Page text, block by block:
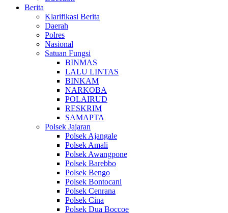
Berita
Klarifikasi Berita
Daerah
Polres
Nasional
Satuan Fungsi
BINMAS
LALU LINTAS
BINKAM
NARKOBA
POLAIRUD
RESKRIM
SAMAPTA
Polsek Jajaran
Polsek Ajangale
Polsek Amali
Polsek Awangpone
Polsek Barebbo
Polsek Bengo
Polsek Bontocani
Polsek Cenrana
Polsek Cina
Polsek Dua Boccoe